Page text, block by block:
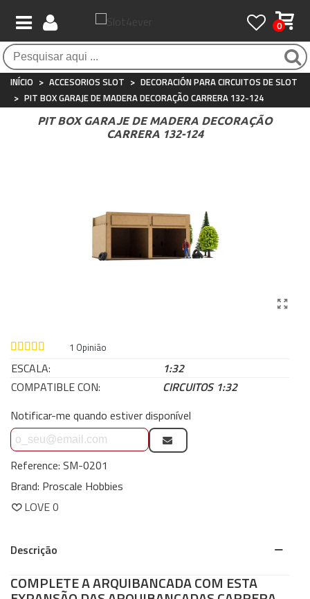
0
Atendimento ao Cliente
Whatsapp+34 697 854 500
Frete grátis / 24 horas
Para compras acima de €90
Pagamento 100% seguro
Compras seguras com SSL o tempo todo
INÍCIO > ACCESORIOS SLOT > DECORACIÓN PARA CIRCUITOS DE SLOT
> PIT BOX GARAJE DE MADERA DECORAÇÃO CARRERA 132-124
PIT BOX GARAJE DE MADERA DECORAÇÃO
CARRERA 132-124
1 Opinião
ESCALA:
1:32
COMPATIBLE CON:
CIRCUITOS 1:32
Notificar-me quando estiver disponível
Reference: SM-0201
Brand: Proscale Hobbies
LOVE0
Descrição
COMPLETE A ARQUIBANCADA COM ESTA